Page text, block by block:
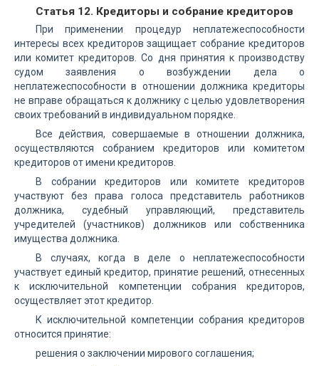
Статья 12. Кредиторы и собрание кредиторов
При применении процедур неплатежеспособности
интересы всех кредиторов защищает собрание кредиторов
или комитет кредиторов. Со дня принятия к производству
судом заявления о возбуждении дела о
неплатежеспособности в отношении должника кредиторы
не вправе обращаться к должнику с целью удовлетворения
своих требований в индивидуальном порядке.
Все действия, совершаемые в отношении должника,
осуществляются собранием кредиторов или комитетом
кредиторов от имени кредиторов.
В собрании кредиторов или комитете кредиторов
участвуют без права голоса представитель работников
должника, судебный управляющий, представитель
учредителей (участников) должников или собственника
имущества должника.
В случаях, когда в деле о неплатежеспособности
участвует единый кредитор, принятие решений, отнесенных
к исключительной компетенции собрания кредиторов,
осуществляет этот кредитор.
К исключительной компетенции собрания кредиторов
относится принятие:
решения о заключении мирового соглашения;